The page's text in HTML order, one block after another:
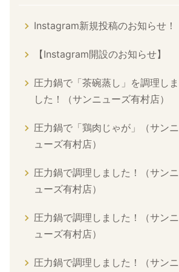
Instagram新規投稿のお知らせ！
【Instagram開設のお知らせ】
圧力鍋で「茶碗蒸し」を調理しま
した！（サンニューズ有村店）
圧力鍋で「鶏肉じゃが」（サンニ
ューズ有村店）
圧力鍋で調理しました！（サンニ
ューズ有村店）
圧力鍋で調理しました！（サンニ
ューズ有村店）
圧力鍋で調理しました！（サンニ